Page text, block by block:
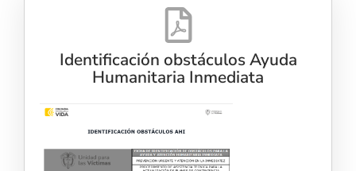
Identificación obstáculos Ayuda
Humanitaria Inmediata